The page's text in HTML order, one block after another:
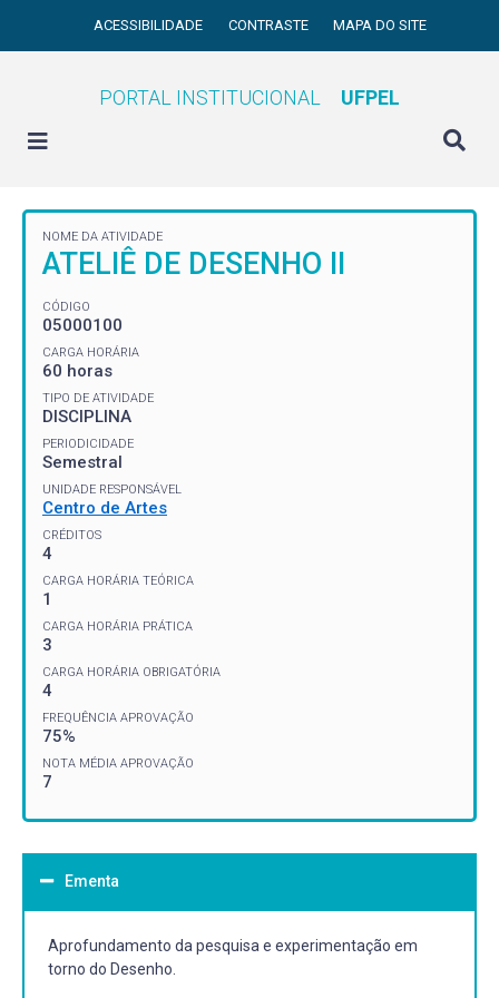
ACESSIBILIDADE CONTRASTE MAPA DO SITE
PORTAL INSTITUCIONAL UFPEL
NOME DA ATIVIDADE
ATELIÊ DE DESENHO II
CÓDIGO
05000100
CARGA HORÁRIA
60 horas
TIPO DE ATIVIDADE
DISCIPLINA
PERIODICIDADE
Semestral
UNIDADE RESPONSÁVEL
Centro de Artes
CRÉDITOS
4
CARGA HORÁRIA TEÓRICA
1
CARGA HORÁRIA PRÁTICA
3
CARGA HORÁRIA OBRIGATÓRIA
4
FREQUÊNCIA APROVAÇÃO
75%
NOTA MÉDIA APROVAÇÃO
7
Ementa
Aprofundamento da pesquisa e experimentação em
torno do Desenho.